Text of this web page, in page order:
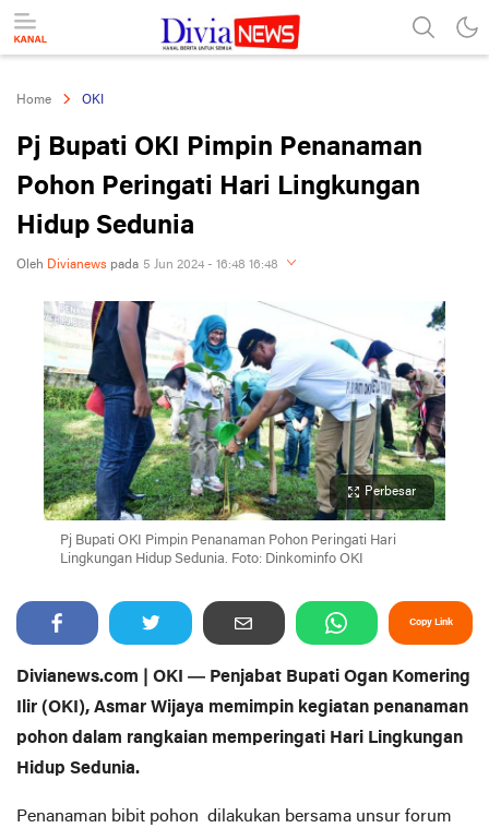
divianews.com
Home OKI
Pj Bupati OKI Pimpin Penanaman
Pohon Peringati Hari Lingkungan
Hidup Sedunia
Oleh Divianews pada 5 Jun 2024 - 16:48 16:48
Perbesar
Pj Bupati OKI Pimpin Penanaman Pohon Peringati Hari
Lingkungan Hidup Sedunia. Foto: Dinkominfo OKI
Copy Link
Divianews.com | OKI — Penjabat Bupati Ogan Komering
Ilir (OKI), Asmar Wijaya memimpin kegiatan penanaman
pohon dalam rangkaian memperingati Hari Lingkungan
Hidup Sedunia.
Penanaman bibit pohon dilakukan bersama unsur forum